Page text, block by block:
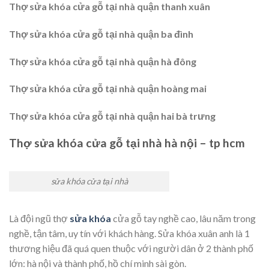
Thợ sửa khóa cửa gỗ tại nhà quận thanh xuân
Thợ sửa khóa cửa gỗ tại nhà quận ba đình
Thợ sửa khóa cửa gỗ tại nhà quận hà đông
Thợ sửa khóa cửa gỗ tại nhà quận hoàng mai
Thợ sửa khóa cửa gỗ tại nhà quận hai bà trưng
Thợ sửa khóa cửa gỗ tại nhà hà nội – tp hcm
sửa khóa cửa tại nhà
Là đội ngũ thợ sửa khóa cửa gỗ tay nghề cao, lâu năm trong
nghề, tận tâm, uy tín với khách hàng. Sửa khóa xuân anh là 1
thương hiệu đã quá quen thuộc với người dân ở 2 thành phố
lớn: hà nội và thành phố, hồ chí minh sài gòn.